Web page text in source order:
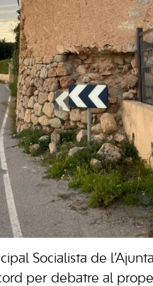
Socialista de
per debatre al